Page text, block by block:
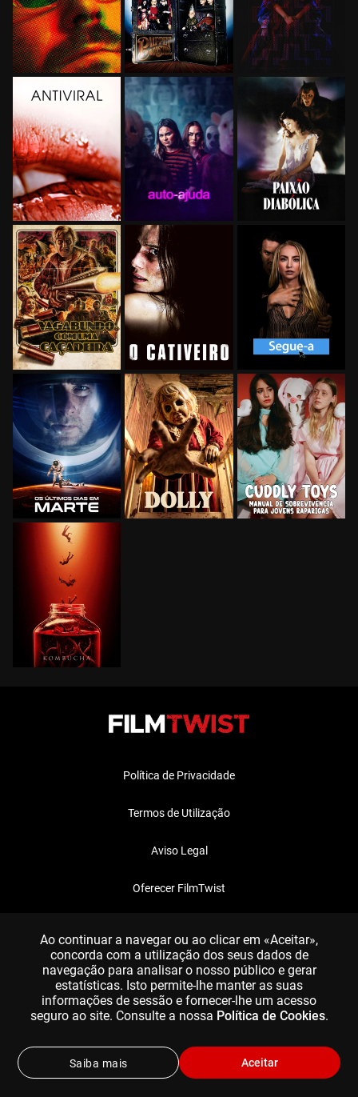
Política de Privacidade
Termos de Utilização
Aviso Legal
Oferecer FilmTwist
Ao continuar a navegar ou ao clicar em «Aceitar»,
concorda com a utilização dos seus dados de
navegação para analisar o nosso público e gerar
estatísticas. Isto permite-lhe manter as suas
informações de sessão e fornecer-lhe um acesso
seguro ao site. Consulte a nossa Política de Cookies.
Aceitar
Saiba mais